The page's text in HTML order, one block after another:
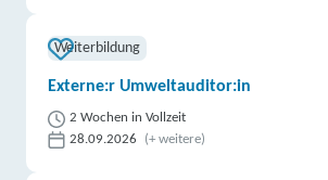
Berufliche Fortbildungszentren der
Bad Neustadt
weitere Informationen
Weiterbildung
Externe:r Umweltauditor:in
2 Wochen in Vollzeit
28.09.2026
(+ weitere)